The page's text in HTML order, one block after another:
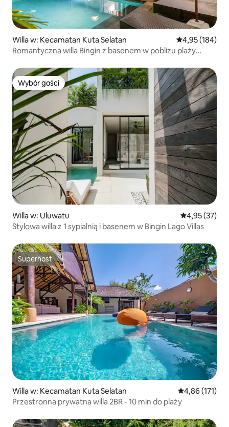
Willa w: Kecamatan Kuta Selatan Średnia
4,95 (184)
Romantyczna willa Bingin z basenem w pobliżu plaży
Wybór gości
Wybór gości
Willa w: Uluwatu Średnia
4,95 (37)
Stylowa willa z 1 sypialnią i basenem w Bingin Lago Villas
Superhost
Superhost
Willa w: Kecamatan Kuta Selatan Średnia
4,86 (171)
Przestronna prywatna willa 2BR - 10 min do plaży